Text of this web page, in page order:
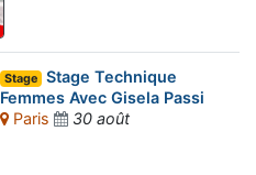
Stage
Stage Technique
Femmes Avec Gisela Passi
Paris
30 août